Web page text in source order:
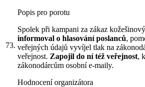
73.
Popis pro porotu
Spolek při kampani za zákaz
informoval o hlasování poslanců,
veřejných údajů vyvíjel tlak na
veřejnost. Zapojil do ní též veřejnost,
zákonodárcům osobní e-maily.
Hodnocení organizátora